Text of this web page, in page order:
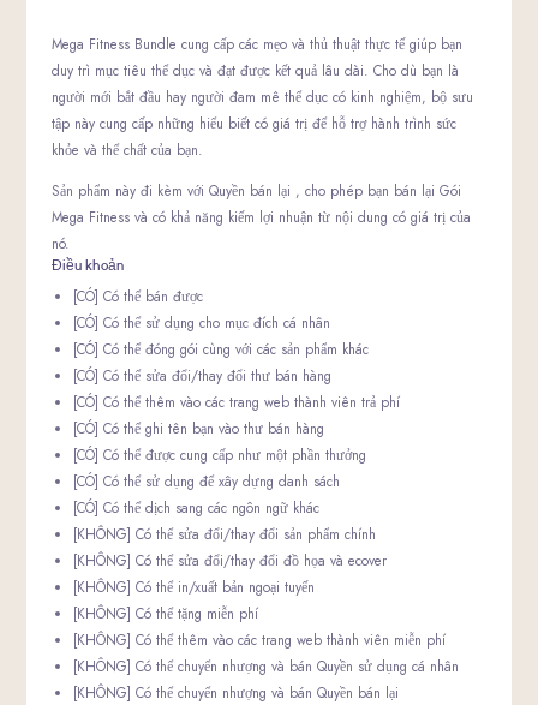
Mega Fitness Bundle cung cấp các mẹo và thủ thuật thực tế giúp bạn
duy trì mục tiêu thể dục và đạt được kết quả lâu dài. Cho dù bạn là
người mới bắt đầu hay người đam mê thể dục có kinh nghiệm, bộ sưu
tập này cung cấp những hiểu biết có giá trị để hỗ trợ hành trình sức
khỏe và thể chất của bạn.
Sản phẩm này đi kèm với Quyền bán lại , cho phép bạn bán lại Gói
Mega Fitness và có khả năng kiếm lợi nhuận từ nội dung có giá trị của
nó.
Điều khoản
[CÓ] Có thể bán được
[CÓ] Có thể sử dụng cho mục đích cá nhân
[CÓ] Có thể đóng gói cùng với các sản phẩm khác
[CÓ] Có thể sửa đổi/thay đổi thư bán hàng
[CÓ] Có thể thêm vào các trang web thành viên trả phí
[CÓ] Có thể ghi tên bạn vào thư bán hàng
[CÓ] Có thể được cung cấp như một phần thưởng
[CÓ] Có thể sử dụng để xây dựng danh sách
[CÓ] Có thể dịch sang các ngôn ngữ khác
[KHÔNG] Có thể sửa đổi/thay đổi sản phẩm chính
[KHÔNG] Có thể sửa đổi/thay đổi đồ họa và ecover
[KHÔNG] Có thể in/xuất bản ngoại tuyến
[KHÔNG] Có thể tặng miễn phí
[KHÔNG] Có thể thêm vào các trang web thành viên miễn phí
[KHÔNG] Có thể chuyển nhượng và bán Quyền sử dụng cá nhân
[KHÔNG] Có thể chuyển nhượng và bán Quyền bán lại